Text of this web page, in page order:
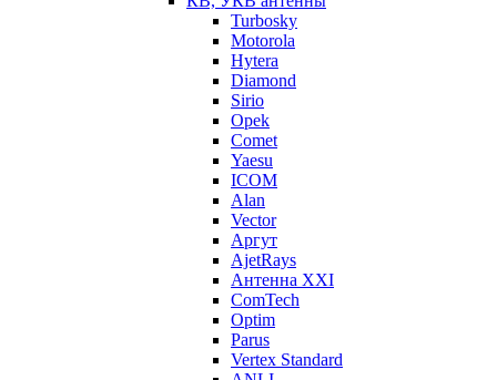
Turbosky
Motorola
Hytera
Diamond
Sirio
Opek
Comet
Yaesu
ICOM
Alan
Vector
Аргут
AjetRays
Антенна XXI
ComTech
Optim
Parus
Vertex Standard